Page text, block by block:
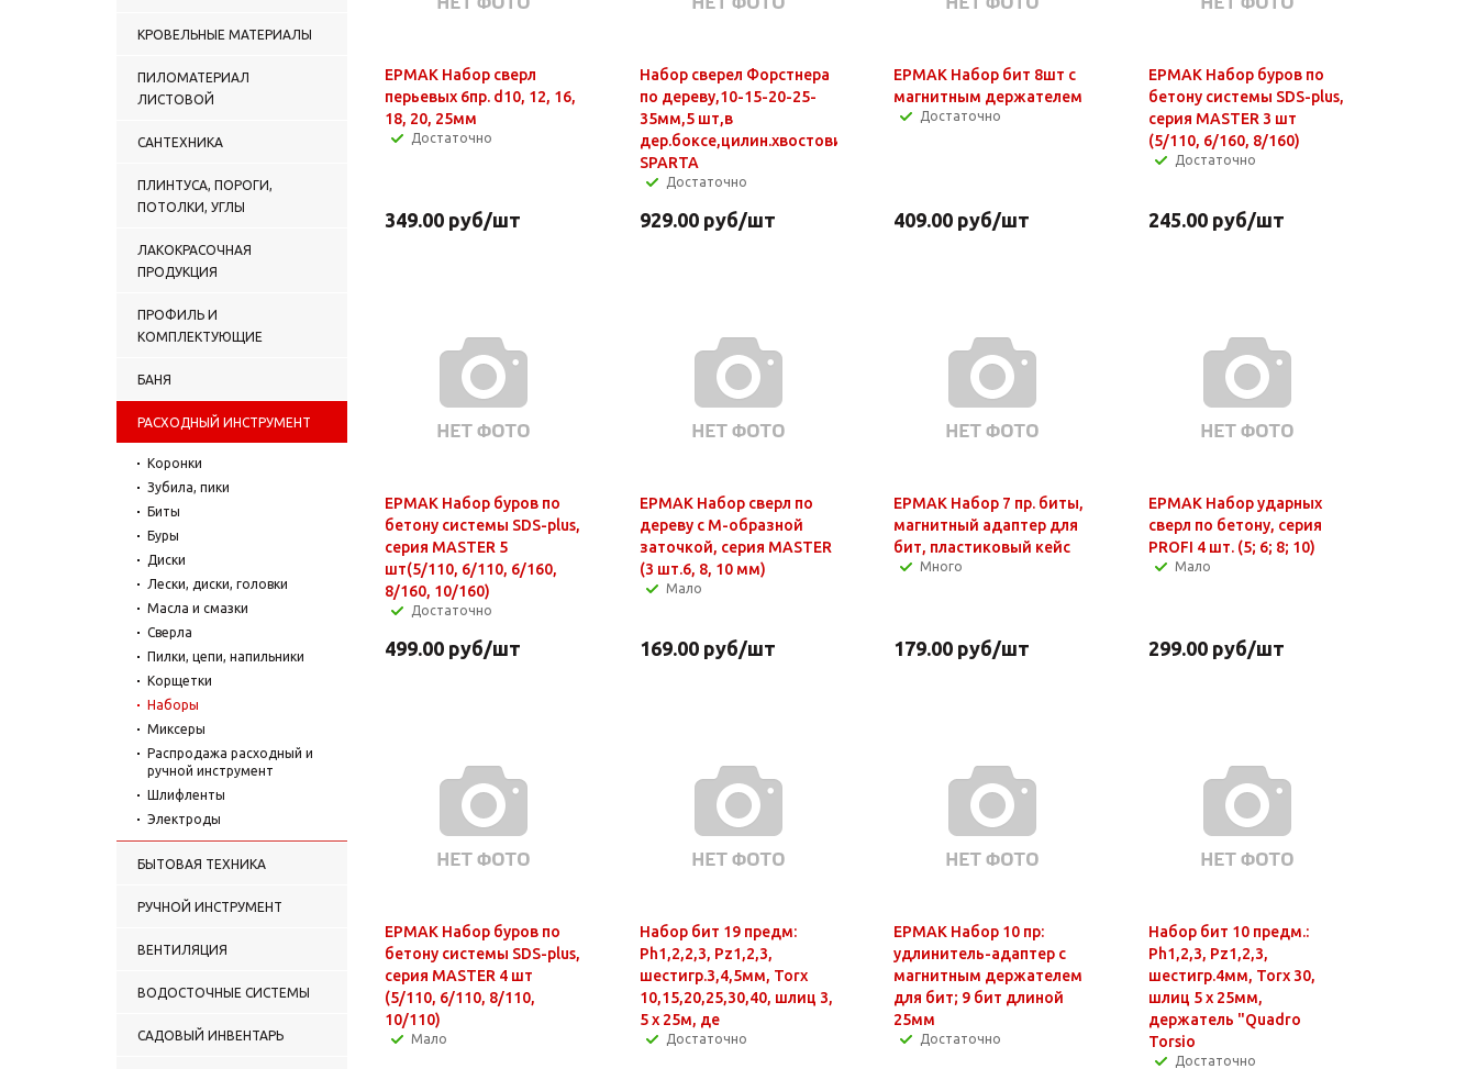
КРОВЕЛЬНЫЕ МАТЕРИАЛЫ
ПИЛОМАТЕРИАЛ
ЛИСТОВОЙ
САНТЕХНИКА
ПЛИНТУСА, ПОРОГИ,
ПОТОЛКИ, УГЛЫ
ЛАКОКРАСОЧНАЯ
ПРОДУКЦИЯ
ПРОФИЛЬ И
КОМПЛЕКТУЮЩИЕ
БАНЯ
РАСХОДНЫЙ ИНСТРУМЕНТ
Коронки
Зубила, пики
Биты
Буры
Диски
Лески, диски, головки
Масла и смазки
Сверла
Пилки, цепи, напильники
Корщетки
Наборы
Миксеры
Распродажа расходный и
ручной инструмент
Шлифленты
Электроды
БЫТОВАЯ ТЕХНИКА
РУЧНОЙ ИНСТРУМЕНТ
ВЕНТИЛЯЦИЯ
ВОДОСТОЧНЫЕ СИСТЕМЫ
САДОВЫЙ ИНВЕНТАРЬ
ЕРМАК Набор сверл
перьевых 6пр. d10, 12, 16,
18, 20, 25мм
Достаточно
349.00 руб/шт
Набор сверел Форстнера
по дереву,10-15-20-25-
35мм,5 шт,в
дер.боксе,цилин.хвостовик
SPARTA
Достаточно
929.00руб/шт
ЕРМАК Набор бит 8шт с
магнитным держателем
Достаточно
409.00 руб/шт
ЕРМАК Набор буров по
бетону системы SDS-plus,
серия MASTER 3 шт
(5/110, 6/160, 8/160)
Достаточно
245.00руб/шт
ЕРМАК Набор буров по
бетону системы SDS-plus,
серия MASTER 5
шт(5/110, 6/110, 6/160,
8/160, 10/160)
Достаточно
499.00 руб/шт
ЕРМАК Набор сверл по
дереву с М-образной
заточкой, серия MASTER
(3 шт.6, 8, 10 мм)
Мало
169.00руб/шт
ЕРМАК Набор 7 пр. биты,
магнитный адаптер для
бит, пластиковый кейс
Много
179.00 руб/шт
ЕРМАК Набор ударных
сверл по бетону, серия
PROFI 4 шт. (5; 6; 8; 10)
Мало
299.00руб/шт
ЕРМАК Набор буров по
бетону системы SDS-plus,
серия MASTER 4 шт
(5/110, 6/110, 8/110,
10/110)
Мало
Набор бит 19 предм:
Ph1,2,2,3, Pz1,2,3,
шестигр.3,4,5мм, Torx
10,15,20,25,30,40, шлиц 3,
5 х 25м, де
Достаточно
ЕРМАК Набор 10 пр:
удлинитель-адаптер с
магнитным держателем
для бит; 9 бит длиной
25мм
Достаточно
Набор бит 10 предм.:
Ph1,2,3, Pz1,2,3,
шестигр.4мм, Torx 30,
шлиц 5 х 25мм,
держатель "Quadro
Torsio
Достаточно